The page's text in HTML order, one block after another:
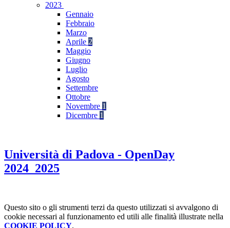
2023
Gennaio
Febbraio
Marzo
Aprile 2
Maggio
Giugno
Luglio
Agosto
Settembre
Ottobre
Novembre 1
Dicembre 1
Università di Padova - OpenDay
2024_2025
Questo sito o gli strumenti terzi da questo utilizzati si avvalgono di
cookie necessari al funzionamento ed utili alle finalità illustrate nella
COOKIE POLICY.